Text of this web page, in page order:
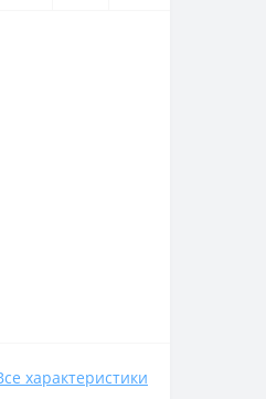
характеристики